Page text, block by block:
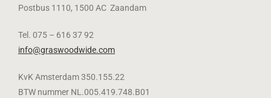
Postbus 1110, 1500 AC Zaandam
Tel. 075 – 616 37 92
info@graswoodwide.com
KvK Amsterdam 350.155.22
BTW nummer NL.005.419.748.B01